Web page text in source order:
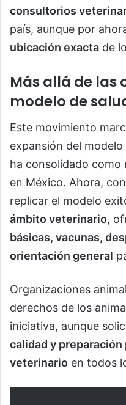
consultorios
país, aunque por
ubicación exacta de
Más allá de las
modelo de
Este movimiento
expansión del modelo
ha consolidado como
en México. Ahora, con
replicar el modelo
ámbito veterinario,
básicas, vacunas,
orientación general
Organizaciones
derechos de los
iniciativa, aunque
calidad y
veterinario en todos